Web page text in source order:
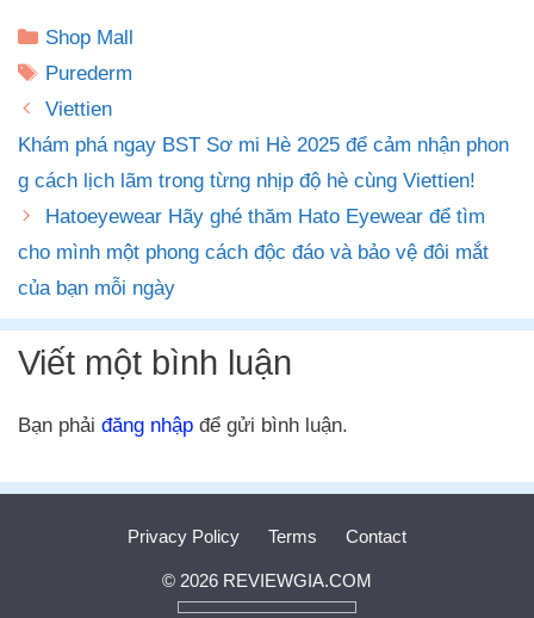
Danh
mục
Shop Mall
Thẻ
Purederm
Viettien
️Khám phá ngay BST Sơ mi Hè 2025 để cảm nhận phon
g cách lịch lãm trong từng nhịp độ hè cùng Viettien!
Hatoeyewear Hãy ghé thăm Hato Eyewear để tìm
cho mình một phong cách độc đáo và bảo vệ đôi mắt
của bạn mỗi ngày
Viết một bình luận
Bạn phải đăng nhập để gửi bình luận.
Privacy Policy Terms Contact
© 2026 REVIEWGIA.COM